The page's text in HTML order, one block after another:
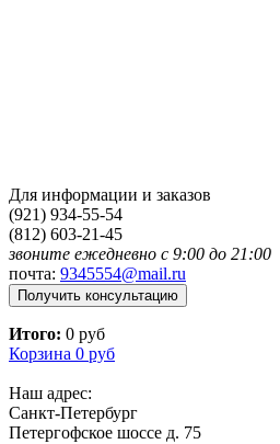
Для информации и заказов
(921) 934-55-54
(812) 603-21-45
звоните ежедневно с 9:00 до 21:00
почта: 9345554@mail.ru
Получить консультацию
Итого: 0 руб
Корзина 0 руб
Наш адрес:
Санкт-Петербург
Петергофское шоссе д. 75